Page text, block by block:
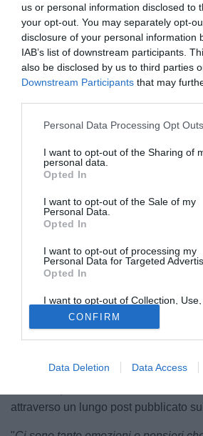
us or personal information disclosed to
your opt-out. You may separately opt-
disclosure of your personal information
IAB’s list of downstream participants.
also be disclosed by us to third parties
Downstream Participants that may
Personal Data Processing Opt Outs
I want to opt-out of the Sharing of
personal data.
Opted In
I want to opt-out of the Sale of my
Personal Data.
Opted In
I want to opt-out of processing my
Personal Data for Targeted
Opted In
I want to opt-out of Collection, Use,
Retention, Sale, and/or Sharing of
Personal Data that Is Unrelated
Purposes for which it was collected.
Opted Out
CONFIRM
Data Deletion Data Access
Con un lungo post pubblicato sui propri
Angiulli ha salutato il Teramo dopo aver
presenze in biancorosso.
Dopo una stagione e mezzo in
Angiullilascia il
centrocampista che, secondo quanto
redazione, è seguito adesso da
vista della prossima stagione.
Reduce dallavittoria dei playoff del
attraverso un lungo post pubblicato